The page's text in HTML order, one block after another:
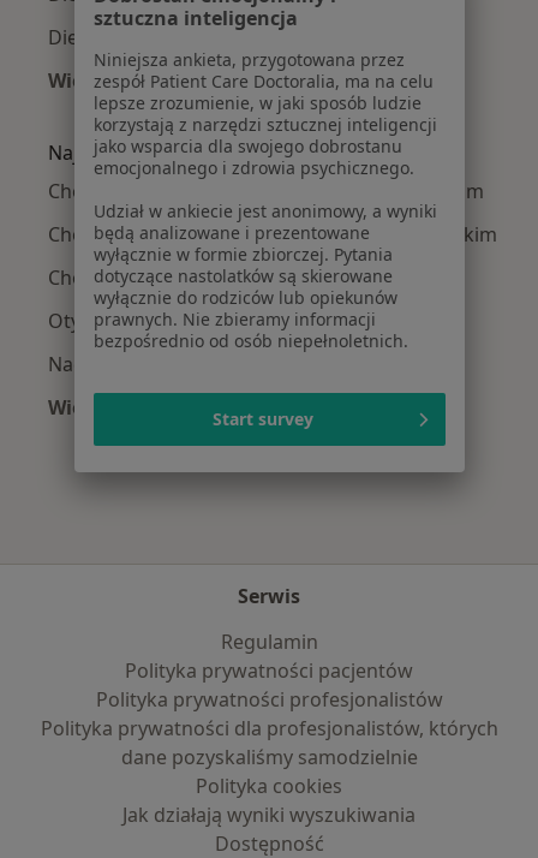
Dietetycy w Brzezinach
Więcej (8)
Więcej w kategorii: W pobliżu Piotrkowa
Najczęście leczone choroby
Choroba Hashimoto w Piotrkowie Trybunalskim
Choroby dietozależne w Piotrkowie Trybunalskim
Choroby tarczycy w Piotrkowie Trybunalskim
Otyłość w Piotrkowie Trybunalskim
Nadwaga w Piotrkowie Trybunalskim
Więcej (15)
Więcej w kategorii: Najczęście leczone
Serwis
Regulamin
Polityka prywatności pacjentów
Polityka prywatności profesjonalistów
Polityka prywatności dla profesjonalistów, których
dane pozyskaliśmy samodzielnie
Polityka cookies
Jak działają wyniki wyszukiwania
Dostępność
sztuczna inteligencja
Niniejsza ankieta, przygotowana przez
zespół Patient Care Doctoralia, ma na celu
lepsze zrozumienie, w jaki sposób ludzie
korzystają z narzędzi sztucznej inteligencji
jako wsparcia dla swojego dobrostanu
emocjonalnego i zdrowia psychicznego.
Udział w ankiecie jest anonimowy, a wyniki
będą analizowane i prezentowane
wyłącznie w formie zbiorczej. Pytania
dotyczące nastolatków są skierowane
wyłącznie do rodziców lub opiekunów
prawnych. Nie zbieramy informacji
bezpośrednio od osób niepełnoletnich.
Start survey